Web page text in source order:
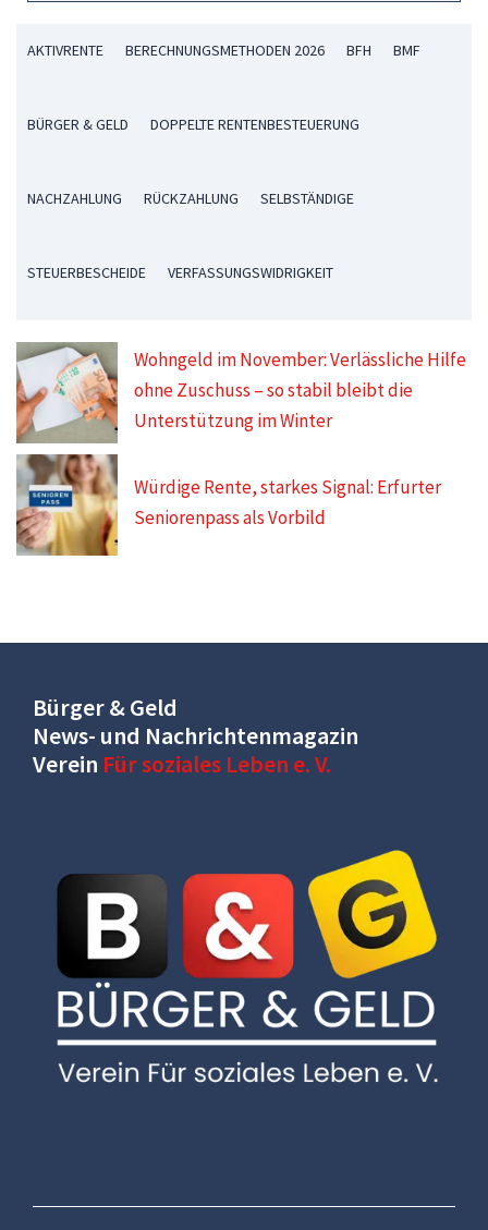
AKTIVRENTE BERECHNUNGSMETHODEN 2026 BFH BMF
BÜRGER & GELD DOPPELTE RENTENBESTEUERUNG
NACHZAHLUNG RÜCKZAHLUNG SELBSTÄNDIGE
STEUERBESCHEIDE VERFASSUNGSWIDRIGKEIT
Wohngeld im November: Verlässliche Hilfe
ohne Zuschuss – so stabil bleibt die
Unterstützung im Winter
Würdige Rente, starkes Signal: Erfurter
Seniorenpass als Vorbild
Bürger & Geld
News- und Nachrichtenmagazin
Verein Für soziales Leben e. V.